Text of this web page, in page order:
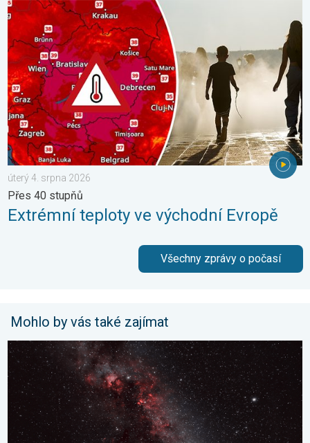
Extrémní teploty ve východní Evropě. Přes 40 stupňů. . . úterý
úterý 4. srpna 2026
Přes 40 stupňů
Extrémní teploty ve východní Evropě
Všechny zprávy o počasí
Mohlo by vás také zajímat
Pás Mléčné dráhy. Noční pozorování. . . sobota 16. května